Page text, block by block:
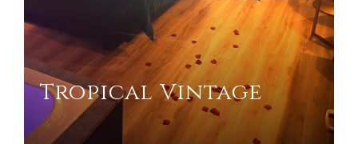
Tropical Vintage